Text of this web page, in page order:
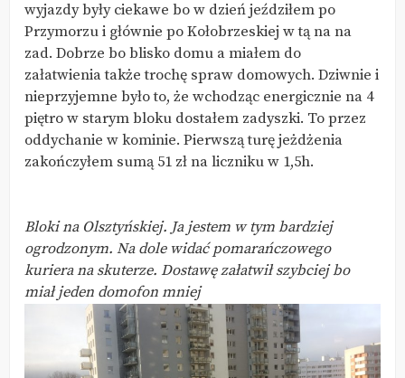
wyjazdy były ciekawe bo w dzień jeździłem po
Przymorzu i głównie po Kołobrzeskiej w tą na na
zad. Dobrze bo blisko domu a miałem do
załatwienia także trochę spraw domowych. Dziwnie i
nieprzyjemne było to, że wchodząc energicznie na 4
piętro w starym bloku dostałem zadyszki. To przez
oddychanie w kominie. Pierwszą turę jeżdżenia
zakończyłem sumą 51 zł na liczniku w 1,5h.
Bloki na Olsztyńskiej. Ja jestem w tym bardziej
ogrodzonym. Na dole widać pomarańczowego
kuriera na skuterze. Dostawę załatwił szybciej bo
miał jeden domofon mniej